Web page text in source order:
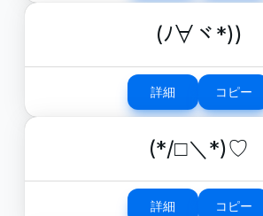
(ﾉ∀ヾ*))
詳細 コピー
(*/□＼*)♡
詳細 コピー